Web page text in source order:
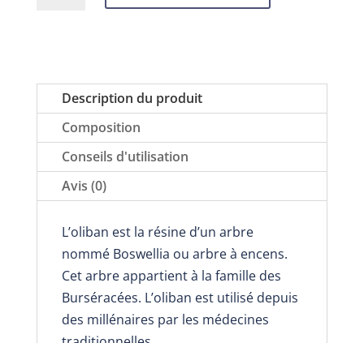
sauvage
(encens),
Nabio,
ou
baisse
Description du produit
Composition
Conseils d'utilisation
Avis (0)
L’oliban est la résine d’un arbre
nommé Boswellia ou arbre à encens.
Cet arbre appartient à la famille des
Burséracées. L’oliban est utilisé depuis
des millénaires par les médecines